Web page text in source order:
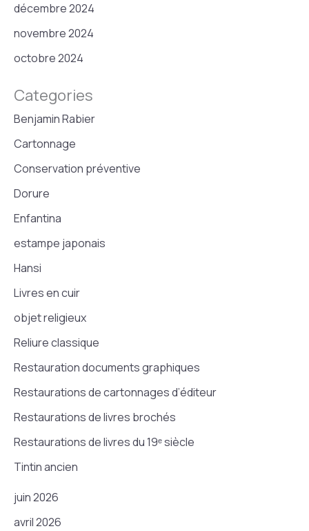
décembre 2024
novembre 2024
octobre 2024
Categories
Benjamin Rabier
Cartonnage
Conservation préventive
Dorure
Enfantina
estampe japonais
Hansi
Livres en cuir
objet religieux
Reliure classique
Restauration documents graphiques
Restaurations de cartonnages d’éditeur
Restaurations de livres brochés
Restaurations de livres du 19ᵉ siècle
Tintin ancien
juin 2026
avril 2026